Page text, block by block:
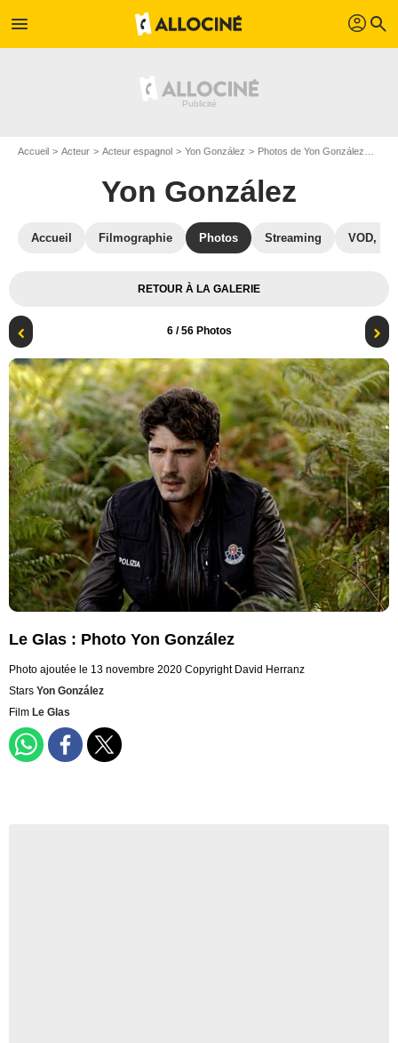
menu profil search
Accueil Acteur Acteur espagnol Yon González Photos de Yon González
Yon González
Accueil Filmographie Photos Streaming VOD,
RETOUR À LA GALERIE
6/ 56 Photos
Le Glas : Photo Yon González
Photo ajoutée le 13 novembre 2020 Copyright David Herranz
Stars Yon González
Film Le Glas